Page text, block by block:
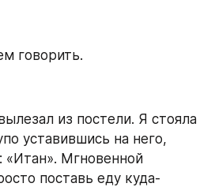
говорить.
из постели. Я стояла
уставившись на него,
«Итан». Мгновенной
поставь еду куда-